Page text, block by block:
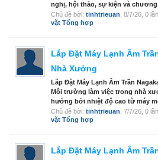
nghị, hội thảo, sự kiện và
Chủ đề bởi: tinhtrieuan 8/7/26 , 0
vặt Tổng hợp
Lắp Đặt Máy Lạnh Âm
Nhà Xưởng
Lắp Đặt Máy Lạnh Âm Trần
Môi trường làm việc trong nhà
hưởng bởi nhiệt độ cao từ máy
Chủ đề bởi: tinhtrieuan 7/7/26 , 0
vặt Tổng hợp
Lắp Đặt Máy Lạnh Âm